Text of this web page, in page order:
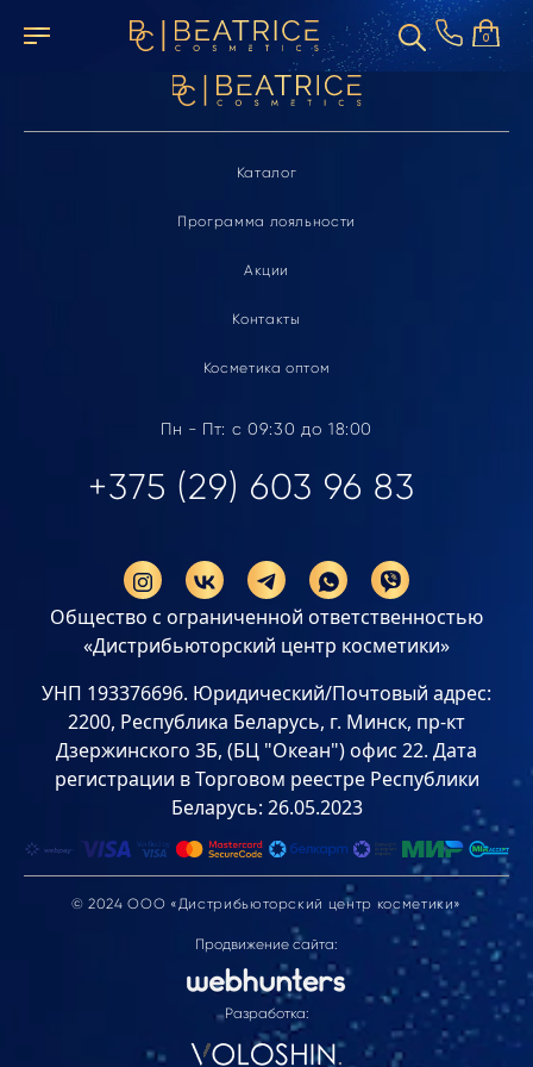
0
Элемент не найден
Каталог
Программа лояльности
Акции
Контакты
Косметика оптом
Пн - Пт: с 09:30 до 18:00
+375 (29) 603 96 83
Общество с ограниченной ответственностью
«Дистрибьюторский центр косметики»
УНП 193376696. Юридический/Почтовый адрес:
2200, Республика Беларусь, г. Минск, пр-кт
Дзержинского 3Б, (БЦ "Океан") офис 22. Дата
регистрации в Торговом реестре Республики
Беларусь: 26.05.2023
© 2024 ООО «Дистрибьюторский центр косметики»
Продвижение сайта:
Разработка: